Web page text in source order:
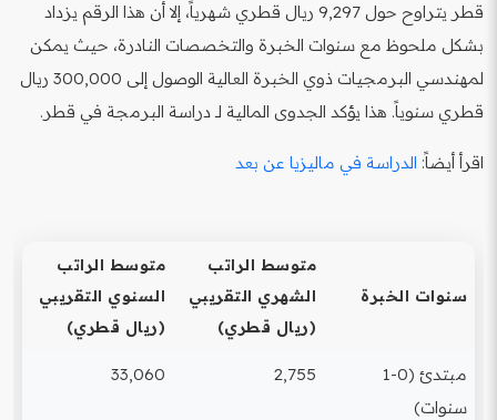
قطر يتراوح حول 9,297 ريال قطري شهرياً، إلا أن هذا الرقم يزداد
بشكل ملحوظ مع سنوات الخبرة والتخصصات النادرة، حيث يمكن
لمهندسي البرمجيات ذوي الخبرة العالية الوصول إلى 300,000 ريال
قطري سنوياً. هذا يؤكد الجدوى المالية لـ دراسة البرمجة في قطر.
اقرأ أيضاً: الدراسة في ماليزيا عن بعد
سنوات الخبرة
متوسط الراتب
الشهري التقريبي
(ريال قطري)
متوسط الراتب
السنوي التقريبي
(ريال قطري)
مبتدئ (0-1
سنوات)
2,755
33,060